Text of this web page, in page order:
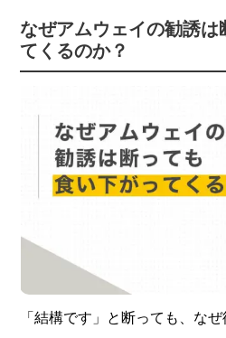
なぜアムウェイの勧誘は
てくるのか？
「結構です」と断っても、な